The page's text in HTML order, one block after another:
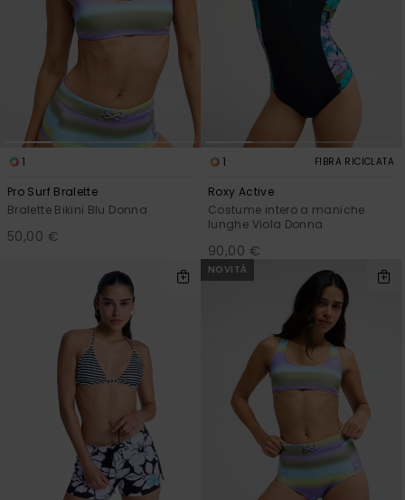
1
Pro Surf Bralette
Bralette Bikini Blu Donna
50,00 €
1 FIBRA RICICLATA
Roxy Active
Costume intero a maniche
lunghe Viola Donna
90,00 €
NOVITÀ